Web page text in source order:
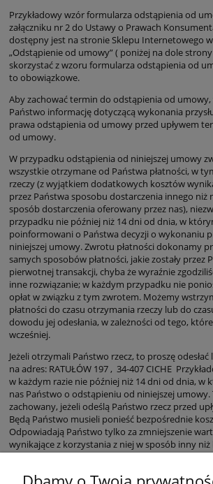
Przykładowy wzór formularza odstąpienia od
załączniku nr 2 do Ustawy o Prawach
dostępny jest na stronie Sklepu Internetowego w
„Odstąpienie od umowy” ( poniżej na dole
skorzystać z wzoru formularza odstąpienia od
to obowiązkowe.
Aby zachować termin do odstąpienia od umowy,
Państwo informację dotyczącą wykonania
prawa odstąpienia od umowy przed upływem
od umowy.
W przypadku odstąpienia od niniejszej umowy
wszystkie otrzymane od Państwa płatności, w
rzeczy (z wyjątkiem dodatkowych kosztów
przez Państwa sposobu dostarczenia innego niż
sposób dostarczenia oferowany przez nas),
przypadku nie później niż 14 dni od dnia, w
poinformowani o Państwa decyzji o wykonaniu
niniejszej umowy. Zwrotu płatności dokonamy
samych sposobów płatności, jakie zostały przez
pierwotnej transakcji, chyba że wyraźnie
inne rozwiązanie; w każdym przypadku nie
opłat w związku z tym zwrotem. Możemy
płatności do czasu otrzymania rzeczy lub do
dowodu jej odesłania, w zależności od tego,
wcześniej.
Jeżeli otrzymali Państwo rzecz, to proszę
na adres: RATUŁÓW 197 , 34-407 CICHE
w każdym razie nie później niż 14 dni od dnia,
nas Państwo o odstąpieniu od niniejszej umowy.
zachowany, jeżeli odeślą Państwo rzecz przed
Będą Państwo musieli ponieść bezpośrednie
Odpowiadają Państwo tylko za zmniejszenie
wynikające z korzystania z niej w sposób inny niż
stwierdzenia charakteru, cech i funkcjonowania